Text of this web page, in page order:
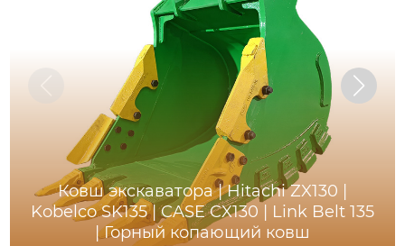
Ковш экскаватора | Hitachi ZX130 |
Kobelco SK135 | CASE CX130 | Link Belt 135
| Горный копающий ковш